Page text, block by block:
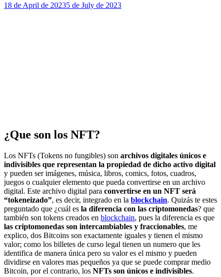
18 de April de 20235 de July de 2023
¿Que son los NFT?
Los NFTs (Tokens no fungibles) son archivos digitales únicos e
indivisibles que representan la propiedad de dicho activo digital
y pueden ser imágenes, música, libros, comics, fotos, cuadros,
juegos o cualquier elemento que pueda convertirse en un archivo
digital. Este archivo digital para convertirse en un NFT será
“tokeneizado”, es decir, integrado en la blockchain. Quizás te estes
preguntado que ¿cuál es la diferencia con las criptomonedas? que
también son tokens creados en blockchain, pues la diferencia es que
las criptomonedas son intercambiables y fraccionables, me
explico, dos Bitcoins son exactamente iguales y tienen el mismo
valor; como los billetes de curso legal tienen un numero que les
identifica de manera única pero su valor es el mismo y pueden
dividirse en valores mas pequeños ya que se puede comprar medio
Bitcoin, por el contrario, los NFTs son únicos e indivisibles.